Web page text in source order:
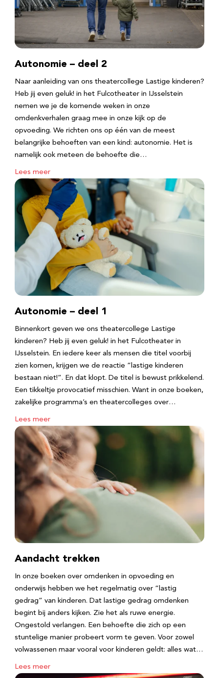
Autonomie – deel 2
Naar aanleiding van ons theatercollege Lastige kinderen?
Heb jij even geluk! in het Fulcotheater in IJsselstein
nemen we je de komende weken in onze
omdenkverhalen graag mee in onze kijk op de
opvoeding. We richten ons op één van de meest
belangrijke behoeften van een kind: autonomie. Het is
namelijk ook meteen de behoefte die…
Lees meer
Autonomie – deel 1
Binnenkort geven we ons theatercollege Lastige
kinderen? Heb jij even geluk! in het Fulcotheater in
IJsselstein. En iedere keer als mensen die titel voorbij
zien komen, krijgen we de reactie “lastige kinderen
bestaan niet!”. En dat klopt. De titel is bewust prikkelend.
Een tikkeltje provocatief misschien. Want in onze boeken,
zakelijke programma’s en theatercolleges over…
Lees meer
Aandacht trekken
In onze boeken over omdenken in opvoeding en
onderwijs hebben we het regelmatig over “lastig
gedrag” van kinderen. Dat lastige gedrag omdenken
begint bij anders kijken. Zie het als ruwe energie.
Ongestold verlangen. Een behoefte die zich op een
stuntelige manier probeert vorm te geven. Voor zowel
volwassenen maar vooral voor kinderen geldt: alles wat…
Lees meer